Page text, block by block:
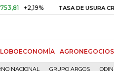
+2,19% TASA DE USURA CRÉDITO
AGRONEGOCIOS
NACIONAL GRUPO ARGOS